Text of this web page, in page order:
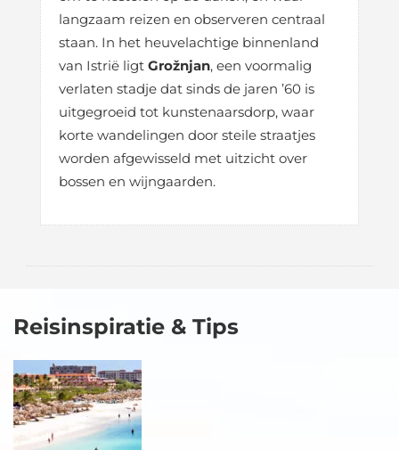
langzaam reizen en observeren centraal
staan. In het heuvelachtige binnenland
van Istrië ligt Grožnjan, een voormalig
verlaten stadje dat sinds de jaren ’60 is
uitgegroeid tot kunstenaarsdorp, waar
korte wandelingen door steile straatjes
worden afgewisseld met uitzicht over
bossen en wijngaarden.
Reisinspiratie & Tips